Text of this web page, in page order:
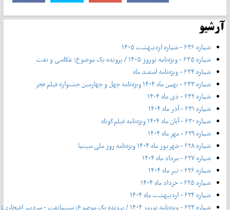
آرشیو
شماره ۶۳۶ - شماره اردیبهشت ۱۴۰۵
شماره ۶۳۵ - ویژه‌نامه نوروز ۱۴۰۵ / پرونده یک موضوع: عکاسی و نفت
شماره ۶۳۴ - ویژه‌نامه اسفند ماه
شماره ۶۳۳ - بهمن ماه ۱۴۰۴ ویژه‌نامه چهل‌ و‌ چهارمین جشنواره فیلم فجر
شماره ۶۳۲ - دی ماه ۱۴۰۴
شماره ۶۳۱ - آذر ماه ۱۴۰۴
شماره ۶۳۰ - آبان ماه ۱۴۰۴ ویژه‌نامه فیلم‌کوتاه
شماره ۶۲۹ - مهر ماه ۱۴۰۴
شماره ۶۲۸ - شهریور ماه ۱۴۰۴ ویژه‌نامه روز ملی سینما
شماره ۶۲۷ - مرداد ماه ۱۴۰۴
شماره ۶۲۶ - تیر ماه ۱۴۰۴
شماره ۶۲۵ - خرداد ماه ۱۴۰۴
شماره ۶۲۴ - اردیبهشت ماه ۱۴۰۴
شماره ۶۲۳ - ویژه‌نامه نوروز ۱۴۰۴ / پرونده یک موضوع: سینمانفت - سردبیر افتخاری: